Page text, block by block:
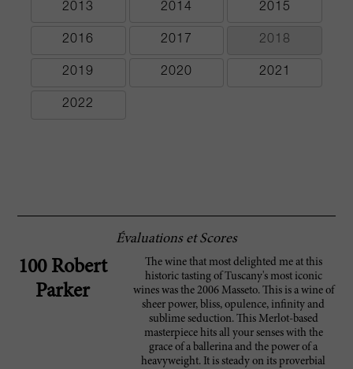
2013 2014 2015
2016 2017 2018
2019 2020 2021
2022
Évaluations et Scores
100 Robert
Parker
The wine that most delighted me at this
historic tasting of Tuscany's most iconic
wines was the 2006 Masseto. This is a wine of
sheer power, bliss, opulence, infinity and
sublime seduction. This Merlot-based
masterpiece hits all your senses with the
grace of a ballerina and the power of a
heavyweight. It is steady on its proverbial